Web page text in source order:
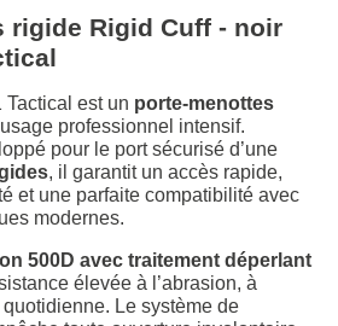
rigide Rigid Cuff - noir
Tactical est un porte-menottes
professionnel intensif.
pour le port sécurisé d’une
, il garantit un accès rapide,
et une parfaite compatibilité avec
modernes.
500D avec traitement déperlant
élevée à l’abrasion, à
quotidienne. Le système de